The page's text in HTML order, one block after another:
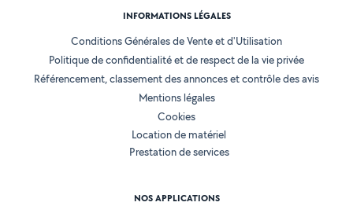
INFORMATIONS LÉGALES
Conditions Générales de Vente et d'Utilisation
Politique de confidentialité et de respect de la vie privée
Référencement, classement des annonces et contrôle des avis
Mentions légales
Cookies
Location de matériel
Prestation de services
NOS APPLICATIONS